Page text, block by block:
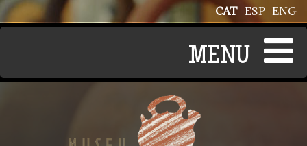
Vés al contingut ENG
ESP
CAT